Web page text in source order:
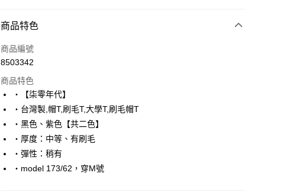
付款方式
信用卡一次付款
LINE Pay
Apple Pay
街口支付
悠遊付
商品特色
商品編號
8503342
商品特色
‧【柒零年代】
‧台灣製,帽T,刷毛T,大學T,刷毛帽T
‧黑色、紫色【共二色】
‧厚度：中等、有刷毛
‧彈性：稍有
‧model 173/62，穿M號